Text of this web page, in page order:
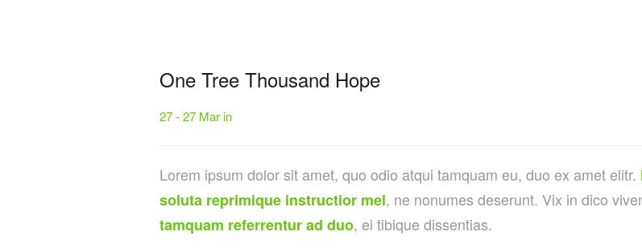
One Tree Thousand Hope
27 - 27 Mar in
Lorem ipsum dolor sit amet, quo odio atqui tamquam eu, duo ex amet elitr.
soluta reprimique instructior mel, ne nonumes deserunt. Vix in dico
tamquam referrentur ad duo, ei tibique dissentias.